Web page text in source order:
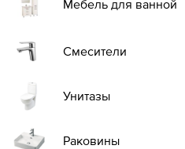
Мебель для ванной
Смесители
Унитазы
Раковины